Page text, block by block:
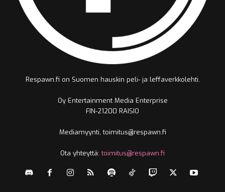
Respawn.fi on Suomen hauskin peli- ja leffaverkkolehti.
Oy Entertainment Media Enterprise
FIN-21200 RAISIO
Mediamyynti, toimitus@respawn.fi
Ota yhteyttä:toimitus@respawn.fi